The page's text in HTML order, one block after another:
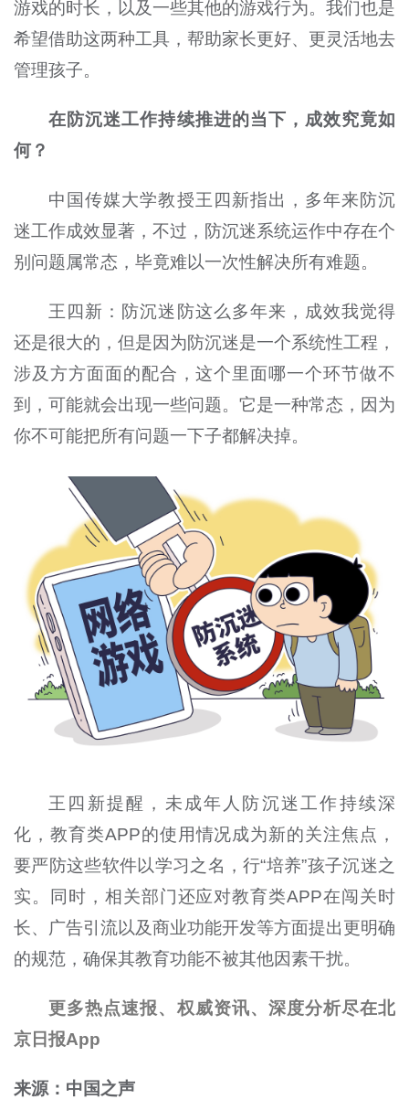
游戏的时长，以及一些其他的游戏行为。我们也是
希望借助这两种工具，帮助家长更好、更灵活地去
管理孩子。
在防沉迷工作持续推进的当下，成效究竟如
何？
中国传媒大学教授王四新指出，多年来防沉
迷工作成效显著，不过，防沉迷系统运作中存在个
别问题属常态，毕竟难以一次性解决所有难题。
王四新：防沉迷防这么多年来，成效我觉得
还是很大的，但是因为防沉迷是一个系统性工程，
涉及方方面面的配合，这个里面哪一个环节做不
到，可能就会出现一些问题。它是一种常态，因为
你不可能把所有问题一下子都解决掉。
王四新提醒，未成年人防沉迷工作持续深
化，教育类APP的使用情况成为新的关注焦点，
要严防这些软件以学习之名，行“培养”孩子沉迷之
实。同时，相关部门还应对教育类APP在闯关时
长、广告引流以及商业功能开发等方面提出更明确
的规范，确保其教育功能不被其他因素干扰。
更多热点速报、权威资讯、深度分析尽在北
京日报App
来源：中国之声